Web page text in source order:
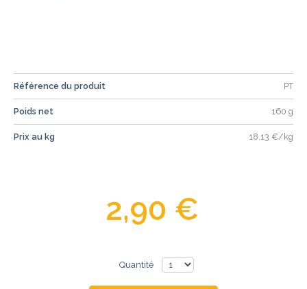
Référence du produit PT
Poids net 160 g
Prix au kg 18.13 €/kg
2,90 €
Quantité